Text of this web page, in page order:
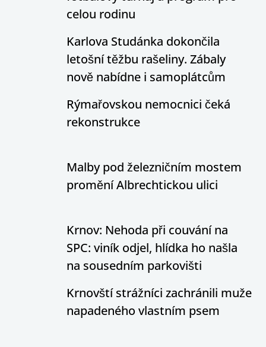
celou rodinu
Karlova Studánka dokončila
letošní těžbu rašeliny. Zábaly
nově nabídne i samoplátcům
Rýmařovskou nemocnici čeká
rekonstrukce
Malby pod železničním mostem
promění Albrechtickou ulici
Krnov: Nehoda při couvání na
SPC: viník odjel, hlídka ho našla
na sousedním parkovišti
Krnovští strážníci zachránili muže
napadeného vlastním psem